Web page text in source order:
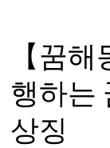
【꿈
행하는
상징